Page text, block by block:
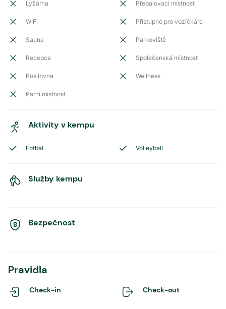
Lyžárna Přebalovací místnost
WiFi Přístupné pro vozíčkáře
Sauna Parkoviště
Recepce Společenská místnost
Posilovna Wellness
Parní místnost
Aktivity v kempu
Fotbal Volleyball
Služby kempu
Bezpečnost
Pravidla
Check-in Check-out